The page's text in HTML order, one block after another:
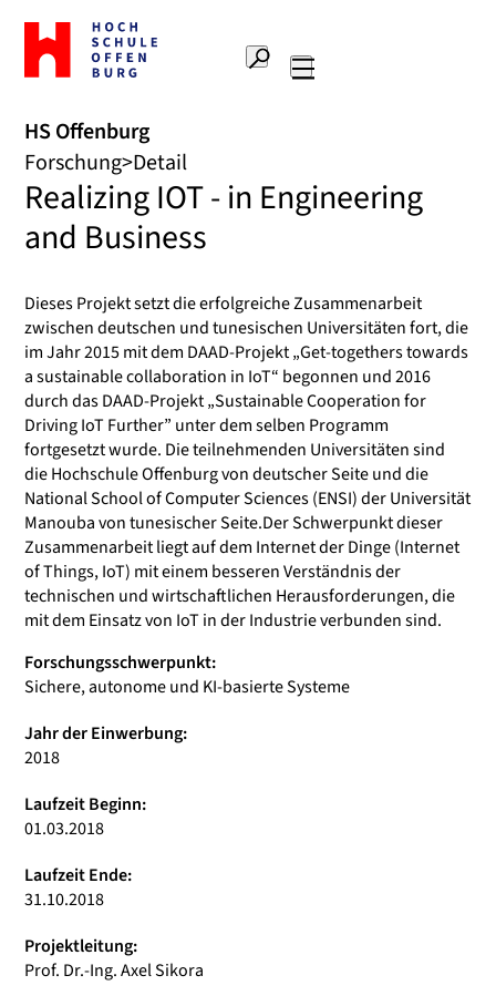
Zur
Startseite
Hochschule
Suche
HS Offenburg
Forschung Detail
Realizing IOT - in Engineering
and Business
Dieses Projekt setzt die erfolgreiche Zusammenarbeit
zwischen deutschen und tunesischen Universitäten fort, die
im Jahr 2015 mit dem DAAD-Projekt „Get-togethers towards
a sustainable collaboration in IoT“ begonnen und 2016
durch das DAAD-Projekt „Sustainable Cooperation for
Driving IoT Further” unter dem selben Programm
fortgesetzt wurde. Die teilnehmenden Universitäten sind
die Hochschule Offenburg von deutscher Seite und die
National School of Computer Sciences (ENSI) der Universität
Manouba von tunesischer Seite.Der Schwerpunkt dieser
Zusammenarbeit liegt auf dem Internet der Dinge (Internet
of Things, IoT) mit einem besseren Verständnis der
technischen und wirtschaftlichen Herausforderungen, die
mit dem Einsatz von IoT in der Industrie verbunden sind.
Forschungsschwerpunkt:
Sichere, autonome und KI-basierte Systeme
Jahr der Einwerbung:
2018
Laufzeit Beginn:
01.03.2018
Laufzeit Ende:
31.10.2018
Projektleitung:
Prof. Dr.-Ing. Axel Sikora